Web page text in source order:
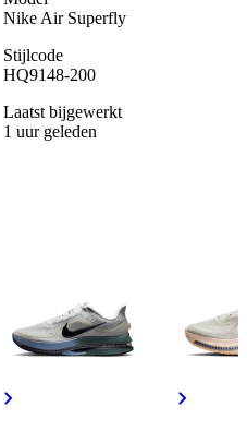
Nike Air Superfly
Stijlcode
HQ9148-200
Laatst bijgewerkt
1 uur geleden